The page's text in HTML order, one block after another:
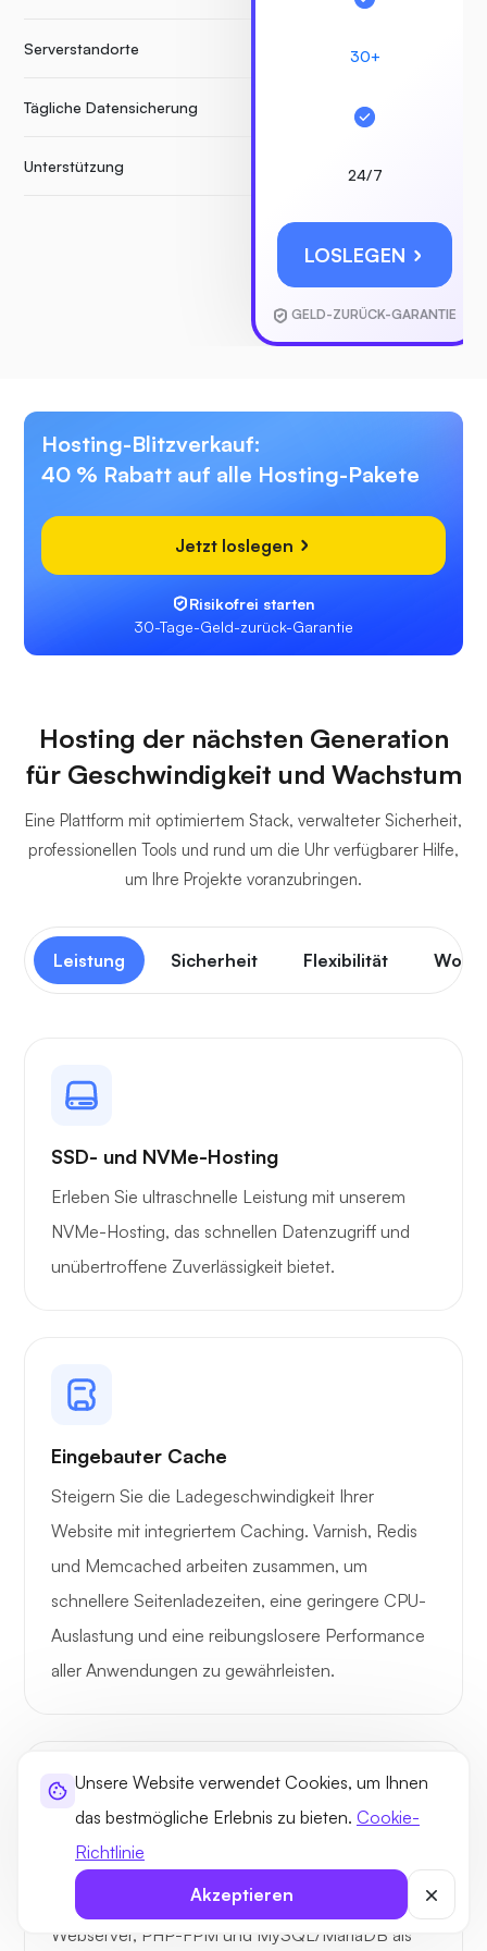
Unsere Website verwendet Cookies, um Ihnen
das bestmögliche Erlebnis zu bieten. Cookie-
Richtlinie
Akzeptieren
Serverstandorte
Tägliche Datensicherung
Unterstützung
30+
24/7
LOSLEGEN
GELD-ZURÜCK-GARANTIE
Hosting-Blitzverkauf:
40 % Rabatt auf alle Hosting-Pakete
Jetzt loslegen
Risikofrei starten
30-Tage-Geld-zurück-Garantie
Hosting der nächsten Generation
für Geschwindigkeit und Wachstum
Eine Plattform mit optimiertem Stack, verwalteter Sicherheit,
professionellen Tools und rund um die Uhr verfügbarer Hilfe,
um Ihre Projekte voranzubringen.
Leistung Sicherheit Flexibilität
SSD- und NVMe-Hosting
Erleben Sie ultraschnelle Leistung mit unserem
NVMe-Hosting, das schnellen Datenzugriff und
unübertroffene Zuverlässigkeit bietet.
Eingebauter Cache
Steigern Sie die Ladegeschwindigkeit Ihrer
Website mit integriertem Caching. Varnish, Redis
und Memcached arbeiten zusammen, um
schnellere Seitenladezeiten, eine geringere CPU-
Auslastung und eine reibungslosere Performance
aller Anwendungen zu gewährleisten.
Optimierter Stack
Unser Stack umfasst Apache und NGINX als
Webserver, PHP-FPM und MySQL/MariaDB als